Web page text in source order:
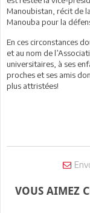
Manoubistan, récit de
Manouba pour la
En ces circonstances
et au nom de
universitaires, à ses
proches et ses amis
plus attristées!
VOUS AIMEZ